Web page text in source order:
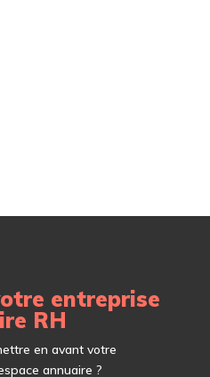
entreprise
RH
en avant votre
annuaire ?